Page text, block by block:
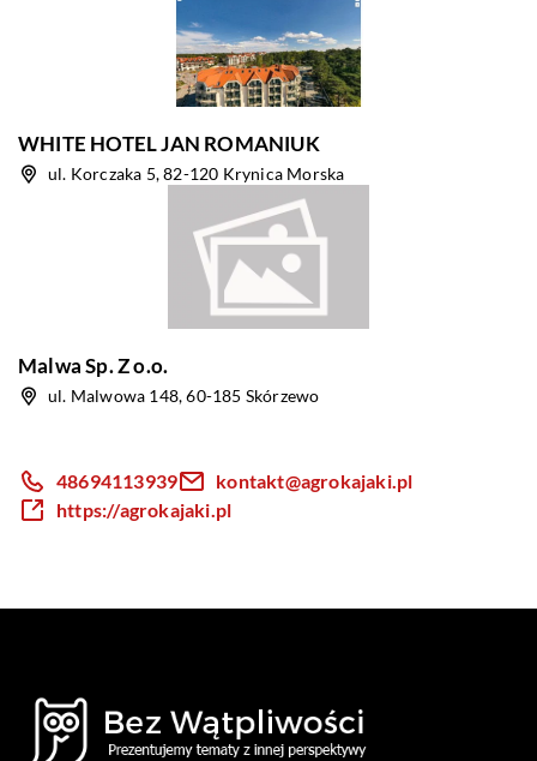
WHITE HOTEL JAN ROMANIUK
ul. Korczaka 5, 82-120 Krynica Morska
Malwa Sp. Z o.o.
ul. Malwowa 148, 60-185 Skórzewo
48694113939
kontakt@agrokajaki.pl
https://agrokajaki.pl